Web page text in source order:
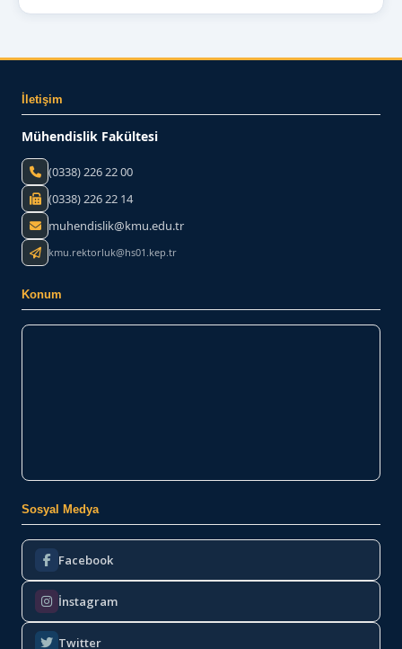
İletişim
Mühendislik Fakültesi
(0338) 226 22 00
(0338) 226 22 14
muhendislik@kmu.edu.tr
kmu.rektorluk@hs01.kep.tr
Konum
Sosyal Medya
Facebook
İnstagram
Twitter